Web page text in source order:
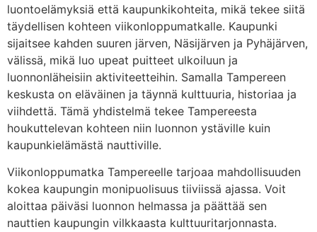
luontoelämyksiä että kaupunkikohteita, mikä tekee siitä
täydellisen kohteen viikonloppumatkalle. Kaupunki
sijaitsee kahden suuren järven, Näsijärven ja Pyhäjärven,
välissä, mikä luo upeat puitteet ulkoiluun ja
luonnonläheisiin aktiviteetteihin. Samalla Tampereen
keskusta on eläväinen ja täynnä kulttuuria, historiaa ja
viihdettä. Tämä yhdistelmä tekee Tampereesta
houkuttelevan kohteen niin luonnon ystäville kuin
kaupunkielämästä nauttiville.
Viikonloppumatka Tampereelle tarjoaa mahdollisuuden
kokea kaupungin monipuolisuus tiiviissä ajassa. Voit
aloittaa päiväsi luonnon helmassa ja päättää sen
nauttien kaupungin vilkkaasta kulttuuritarjonnasta.